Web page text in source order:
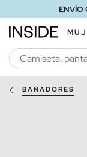
ENVÍO
BAÑADORES